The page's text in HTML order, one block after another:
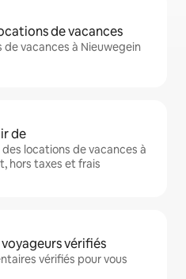
de vacances
de vacances à Nieuwegein
de
locations de vacances à
hors taxes et frais
vérifiés
vérifiés pour vous